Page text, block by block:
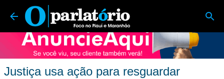
Pular para o conteúdo principal
O Parlatório | Foco no Piauí e Maranhão
Justiça usa ação para resguardar